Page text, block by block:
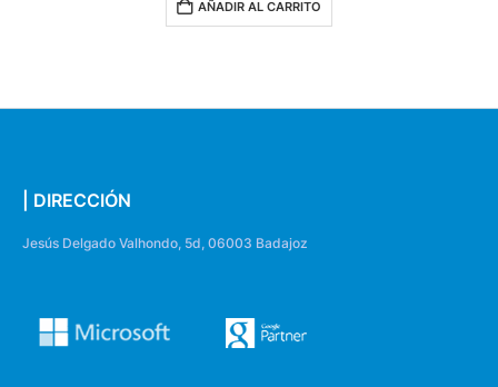
AÑADIR AL CARRITO
| DIRECCIÓN
Jesús Delgado Valhondo, 5d, 06003 Badajoz